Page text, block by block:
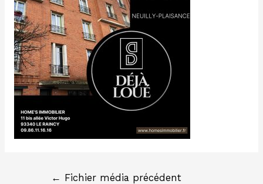
← Fichier média précédent